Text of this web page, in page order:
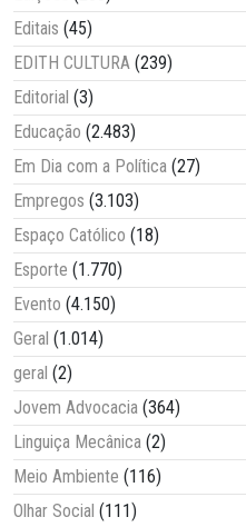
Editais (45)
EDITH CULTURA (239)
Editorial (3)
Educação (2.483)
Em Dia com a Política (27)
Empregos (3.103)
Espaço Católico (18)
Esporte (1.770)
Evento (4.150)
Geral (1.014)
geral (2)
Jovem Advocacia (364)
Linguiça Mecânica (2)
Meio Ambiente (116)
Olhar Social (111)